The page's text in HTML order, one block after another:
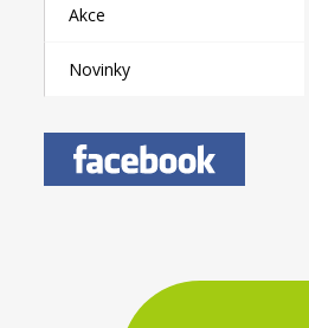
Akce
Novinky